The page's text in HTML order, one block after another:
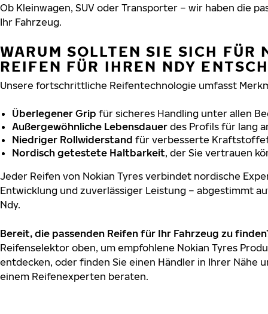
Ob Kleinwagen, SUV oder Transporter – wir haben die
Ihr Fahrzeug.
WARUM SOLLTEN SIE SICH FÜR
REIFEN FÜR IHREN NDY
Unsere fortschrittliche Reifentechnologie umfasst
Überlegener Grip für sicheres Handling unter allen
Außergewöhnliche Lebensdauer des Profils für lang
Niedriger Rollwiderstand für verbesserte
Nordisch getestete Haltbarkeit, der Sie vertrauen
Jeder Reifen von Nokian Tyres verbindet nordische
Entwicklung und zuverlässiger Leistung – abgestimmt
Ndy.
Bereit, die passenden Reifen für Ihr Fahrzeug zu
Reifenselektor oben, um empfohlene Nokian Tyres
entdecken, oder finden Sie einen Händler in Ihrer Nähe
einem Reifenexperten beraten.